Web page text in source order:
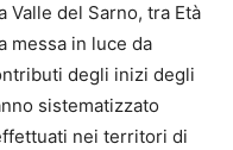
Valle del Sarno, tra Età
messa in luce da
degli inizi degli
sistematizzato
nei territori di